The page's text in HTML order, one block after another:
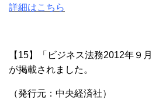
詳細はこちら
【15】「ビジネス法務2012年９
が掲載されました。
（発行元：中央経済社）